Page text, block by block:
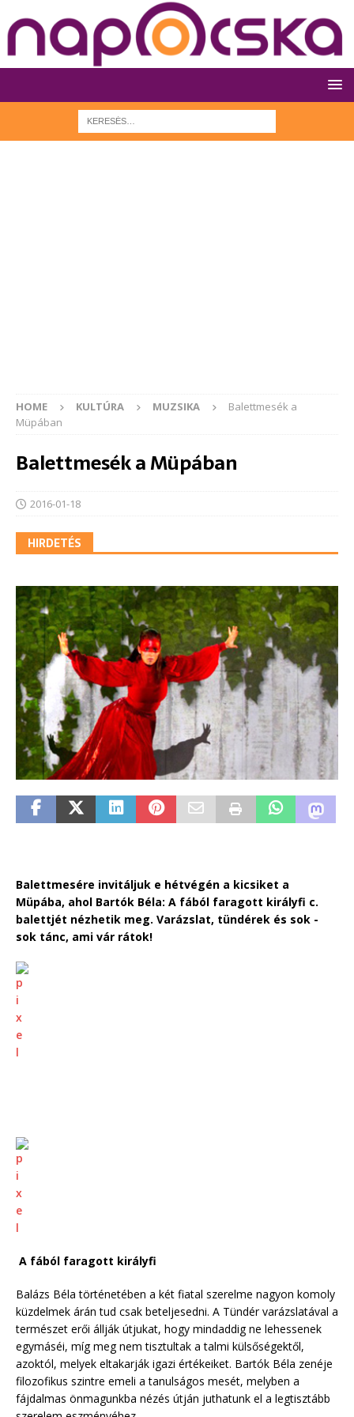
HOME KULTÚRA MUZSIKA
Balettmesék a
Müpában
Balettmesék a Müpában
2016-01-18
HIRDETÉS
Balettmesére invitáljuk e hétvégén a kicsiket a
Müpába, ahol Bartók Béla: A fából faragott királyfi c.
balettjét nézhetik meg. Varázslat, tündérek és sok -
sok tánc, ami vár rátok!
A fából faragott királyfi
Balázs Béla történetében a két fiatal szerelme nagyon komoly
küzdelmek árán tud csak beteljesedni. A Tündér varázslatával a
természet erői állják útjukat, hogy mindaddig ne lehessenek
egymáséi, míg meg nem tisztultak a talmi külsőségektől,
azoktól, melyek eltakarják igazi értékeiket. Bartók Béla zenéje
filozofikus szintre emeli a tanulságos mesét, melyben a
fájdalmas önmagunkba nézés útján juthatunk el a legtisztább